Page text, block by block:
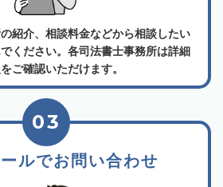
紹介、相談料金などから相談したい
ください。各司法書士事務所は詳細
ご確認いただけます。
ルでお問い合わせ
03